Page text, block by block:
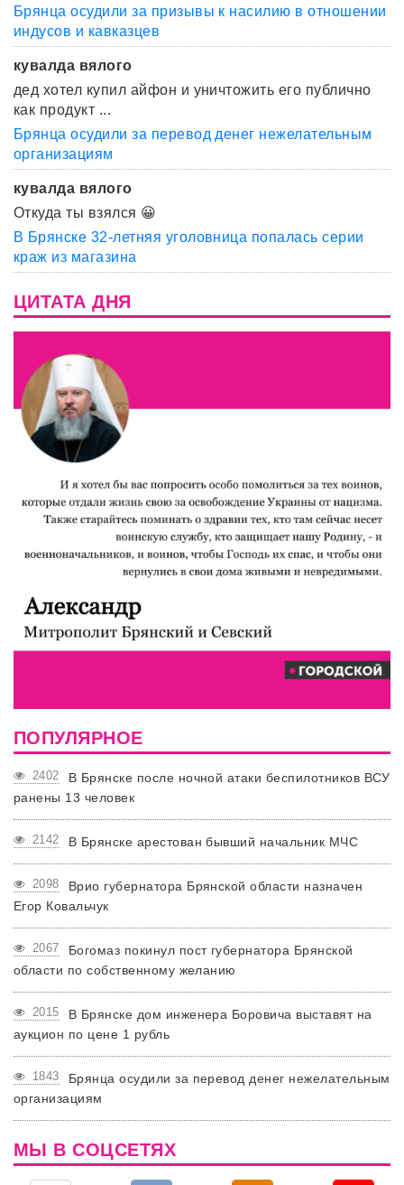
Брянца осудили за призывы к насилию в отношении
индусов и кавказцев
кувалда вялого
дед хотел купил айфон и уничтожить его публично
как продукт ...
Брянца осудили за перевод денег нежелательным
организациям
кувалда вялого
Откуда ты взялся 😀
В Брянске 32-летняя уголовница попалась серии
краж из магазина
ЦИТАТА ДНЯ
ПОПУЛЯРНОЕ
2402
В Брянске после ночной атаки беспилотников ВСУ
ранены 13 человек
2142 В Брянске арестован бывший начальник МЧС
2098
Врио губернатора Брянской области назначен
Егор Ковальчук
2067
Богомаз покинул пост губернатора Брянской
области по собственному желанию
2015
В Брянске дом инженера Боровича выставят на
аукцион по цене 1 рубль
1843
Брянца осудили за перевод денег нежелательным
организациям
МЫ В СОЦСЕТЯХ